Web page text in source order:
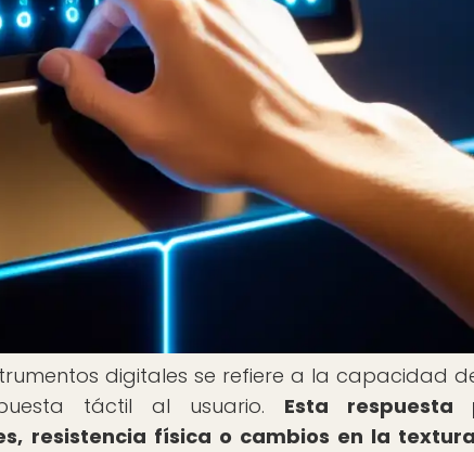
digitales se refiere a la capacidad
táctil al usuario. Esta respuesta
resistencia física o cambios en la